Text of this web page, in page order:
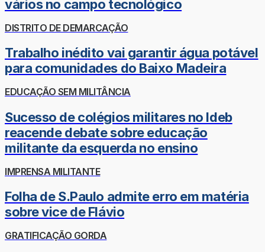
vários no campo tecnológico
DISTRITO DE DEMARCAÇÃO
Trabalho inédito vai garantir água potável
para comunidades do Baixo Madeira
EDUCAÇÃO SEM MILITÂNCIA
Sucesso de colégios militares no Ideb
reacende debate sobre educação
militante da esquerda no ensino
IMPRENSA MILITANTE
Folha de S.Paulo admite erro em matéria
sobre vice de Flávio
GRATIFICAÇÃO GORDA